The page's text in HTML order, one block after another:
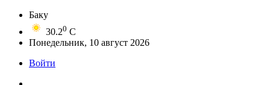
Баку
30.20 C
Понедельник, 10 август 2026
Войти